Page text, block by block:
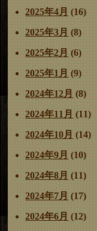
2025年4月 (16)
2025年3月 (8)
2025年2月 (6)
2025年1月 (9)
2024年12月 (8)
2024年11月 (11)
2024年10月 (14)
2024年9月 (10)
2024年8月 (11)
2024年7月 (17)
2024年6月 (12)